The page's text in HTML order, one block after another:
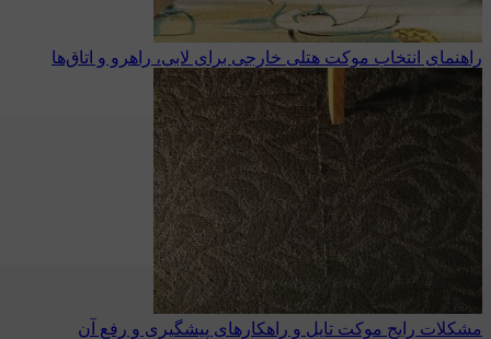
راهنمای انتخاب موکت هتلی خارجی برای لابی، راهرو و اتاق‌ها
مشکلات رایج موکت تایل و راهکارهای پیشگیری و رفع آن